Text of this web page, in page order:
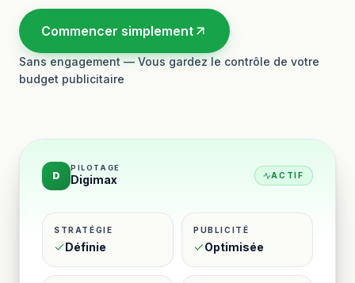
Commencer simplement
Sans engagement — Vous gardez le contrôle de votre
budget publicitaire
D
PILOTAGE
Digimax ACTIF
STRATÉGIE
Définie
PUBLICITÉ
Optimisée